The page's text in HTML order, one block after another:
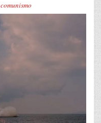
comunismo